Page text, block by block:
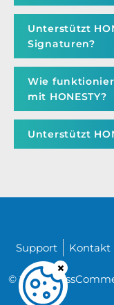
Unterstützt
Signaturen?
Wie
mit HONESTY?
Unterstützt
© 2026
Support Kontakt